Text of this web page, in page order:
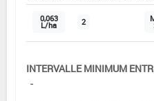
0,063
L/ha 2
INTERVALLE MINIMUM
-